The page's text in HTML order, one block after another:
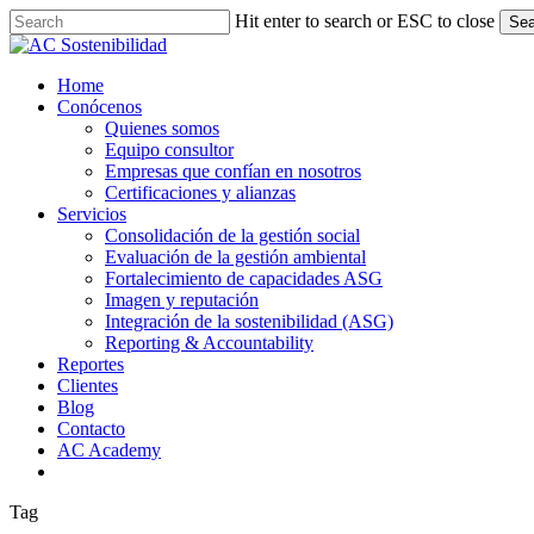
Skip
to
content
Hit enter to search or ESC to close
Close
Menu
Home
Conócenos
Quienes somos
Equipo consultor
Empresas que confían en nosotros
Certificaciones y alianzas
Servicios
Consolidación de la gestión social
Evaluación de la gestión ambiental
Fortalecimiento de capacidades ASG
Imagen y reputación
Integración de la sostenibilidad (ASG)
Reporting & Accountability
Reportes
Clientes
Blog
Contacto
AC Academy
Tag